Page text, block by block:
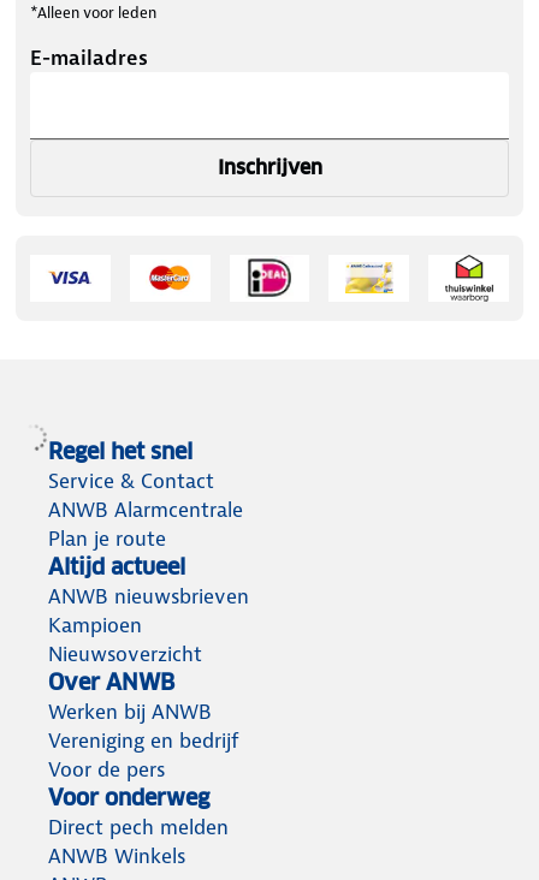
*Alleen voor leden
E-mailadres
Inschrijven
Regel het snel
Service & Contact
ANWB Alarmcentrale
Plan je route
Altijd actueel
ANWB nieuwsbrieven
Kampioen
Nieuwsoverzicht
Over ANWB
Werken bij ANWB
Vereniging en bedrijf
Voor de pers
Voor onderweg
Direct pech melden
ANWB Winkels